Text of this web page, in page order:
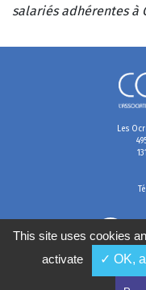
salariés adhérentes à
Les
Conditions générales
This site uses cookies
activate
✓ OK,